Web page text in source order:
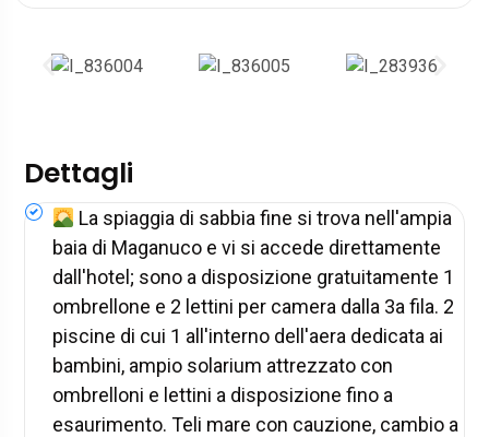
Dettagli
La spiaggia di sabbia fine si trova nell'ampia
baia di Maganuco e vi si accede direttamente
dall'hotel; sono a disposizione gratuitamente 1
ombrellone e 2 lettini per camera dalla 3a fila. 2
piscine di cui 1 all'interno dell'aera dedicata ai
bambini, ampio solarium attrezzato con
ombrelloni e lettini a disposizione fino a
esaurimento. Teli mare con cauzione, cambio a